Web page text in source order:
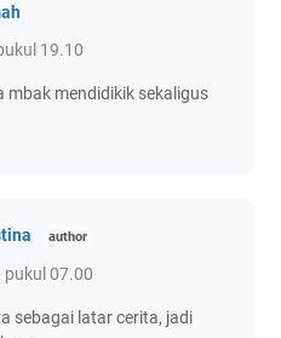
19.10
mbak mendidikik sekaligus
pukul 07.00
sebagai latar cerita, jadi